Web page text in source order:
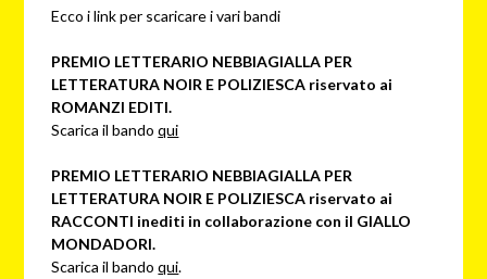
Ecco i link per scaricare i vari bandi
PREMIO LETTERARIO NEBBIAGIALLA PER
LETTERATURA NOIR E POLIZIESCA riservato ai
ROMANZI EDITI.
Scarica il bandoqui
PREMIO LETTERARIO NEBBIAGIALLA PER
LETTERATURA NOIR E POLIZIESCA riservato ai
RACCONTI inediti in collaborazione con il GIALLO
MONDADORI.
Scarica il bandoqui.